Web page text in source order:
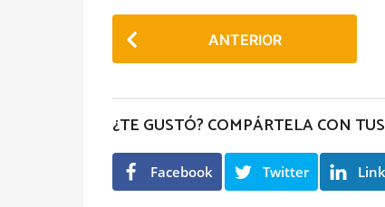
o
P
a
g
ANTERIOR
¿TE GUSTÓ? COMPÁRTELA CON
Facebook Twitter